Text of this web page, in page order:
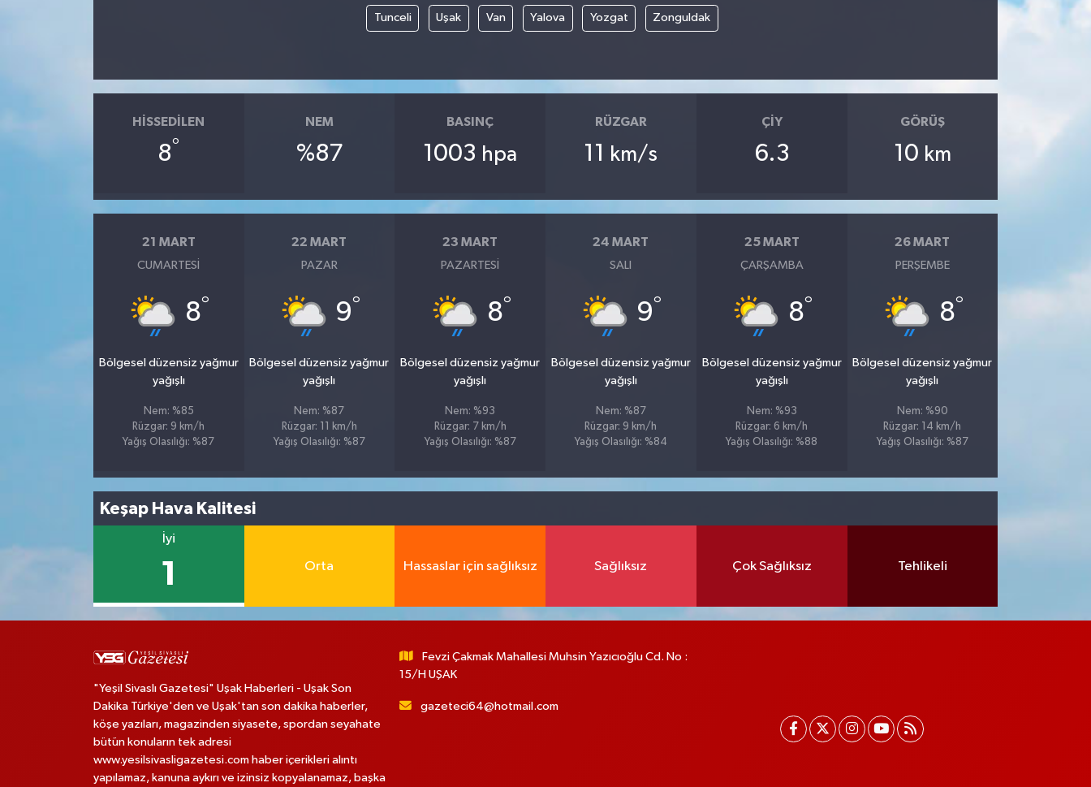
Tunceli Uşak Van Yalova Yozgat Zonguldak
HISSEDILEN
8°
NEM
%87
BASINÇ
1003 hpa
RÜZGAR
11 km/s
ÇIY
6.3
GÖRÜŞ
10 km
21 MART
CUMARTESI
8°
Bölgesel düzensiz yağmur
yağışlı
Nem: %85
Rüzgar: 9 km/h
Yağış Olasılığı: %87
22 MART
PAZAR
9°
Bölgesel düzensiz yağmur
yağışlı
Nem: %87
Rüzgar: 11 km/h
Yağış Olasılığı: %87
23 MART
PAZARTESI
8°
Bölgesel düzensiz yağmur
yağışlı
Nem: %93
Rüzgar: 7 km/h
Yağış Olasılığı: %87
24 MART
SALI
9°
Bölgesel düzensiz yağmur
yağışlı
Nem: %87
Rüzgar: 9 km/h
Yağış Olasılığı: %84
25 MART
ÇARŞAMBA
8°
Bölgesel düzensiz yağmur
yağışlı
Nem: %93
Rüzgar: 6 km/h
Yağış Olasılığı: %88
26 MART
PERŞEMBE
8°
Bölgesel düzensiz yağmur
yağışlı
Nem: %90
Rüzgar: 14 km/h
Yağış Olasılığı: %87
Keşap Hava Kalitesi
İyi
1 Orta Hassaslar için sağlıksız Sağlıksız Çok Sağlıksız Tehlikeli
"Yeşil Sivaslı Gazetesi" Uşak Haberleri - Uşak Son
Dakika Türkiye'den ve Uşak'tan son dakika haberler,
köşe yazıları, magazinden siyasete, spordan seyahate
bütün konuların tek adresi
www.yesilsivasligazetesi.com haber içerikleri alıntı
yapılamaz, kanuna aykırı ve izinsiz kopyalanamaz, başka
Fevzi Çakmak Mahallesi Muhsin Yazıcıoğlu Cd. No :
15/H UŞAK
gazeteci64@hotmail.com